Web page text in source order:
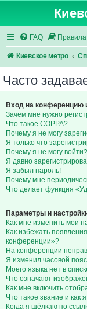
FAQ Правила
Киевское метро
Часто
Вход на конференцию
Зачем мне нужно
Что такое COPPA?
Почему я не могу
Я только что
Почему я не могу войти?
Я давно
Я забыл пароль!
Почему мне
Что делает функция
Параметры и
Как мне изменить мои
Как избежать
конференции»?
На конференции
Я изменил часовой
Моего языка нет в
Что означают
Как мне включить
Что такое звание и как
Когда я щёлкаю по